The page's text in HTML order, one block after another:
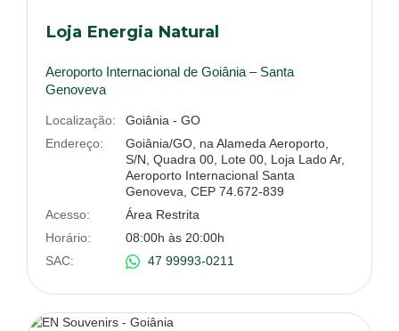
Loja Energia Natural
Aeroporto Internacional de Goiânia – Santa
Genoveva
Localização:
Goiânia - GO
Endereço:
Goiânia/GO, na Alameda Aeroporto,
S/N, Quadra 00, Lote 00, Loja Lado Ar,
Aeroporto Internacional Santa
Genoveva, CEP 74.672-839
Acesso:
Área Restrita
Horário:
08:00h às 20:00h
SAC:
47 99993-0211